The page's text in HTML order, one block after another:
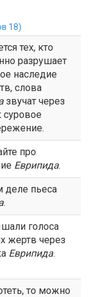
18)
тех, кто
разрушает
наследие
слова
звучат через
суровое
про
Еврипида.
деле пьеса
.
голоса
жертв через
Еврипида.
то можно